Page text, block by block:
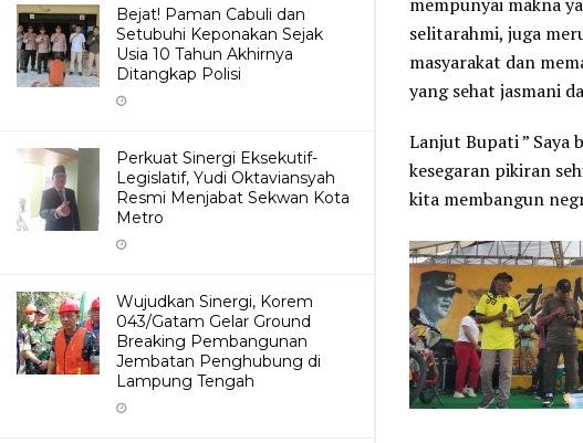
Bejat! Paman Cabuli dan
Setubuhi Keponakan Sejak
Usia 10 Tahun Akhirnya
Ditangkap Polisi
Perkuat Sinergi Eksekutif-
Legislatif, Yudi Oktaviansyah
Resmi Menjabat Sekwan Kota
Metro
Wujudkan Sinergi, Korem
043/Gatam Gelar Ground
Breaking Pembangunan
Jembatan Penghubung di
Lampung Tengah
selitarahmi, juga
masyarakat dan
yang sehat jasmani
Lanjut Bupati ” Saya
kesegaran pikiran
kita membangun